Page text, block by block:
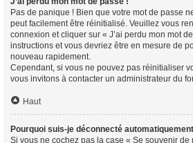
Pas de panique ! Bien que votre mot de passe
peut facilement être réinitialisé. Veuillez vous
connexion et cliquer sur « J’ai perdu mon mot
instructions et vous devriez être en mesure de
nouveau rapidement.
Cependant, si vous ne pouvez pas réinitialiser
vous invitons à contacter un administrateur du
Haut
Pourquoi suis-je déconnecté
Si vous ne cochez pas la case « Se souvenir de